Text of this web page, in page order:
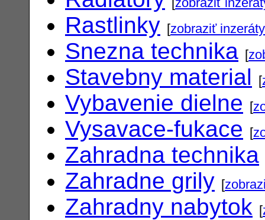
Rastlinky [zobraziť inzeráty
Snezna technika [
Stavebny material [
Vybavenie dielne [
Vysavace-fukace [
Zahradna technika
Zahradne grily [
Zahradny nabytok [